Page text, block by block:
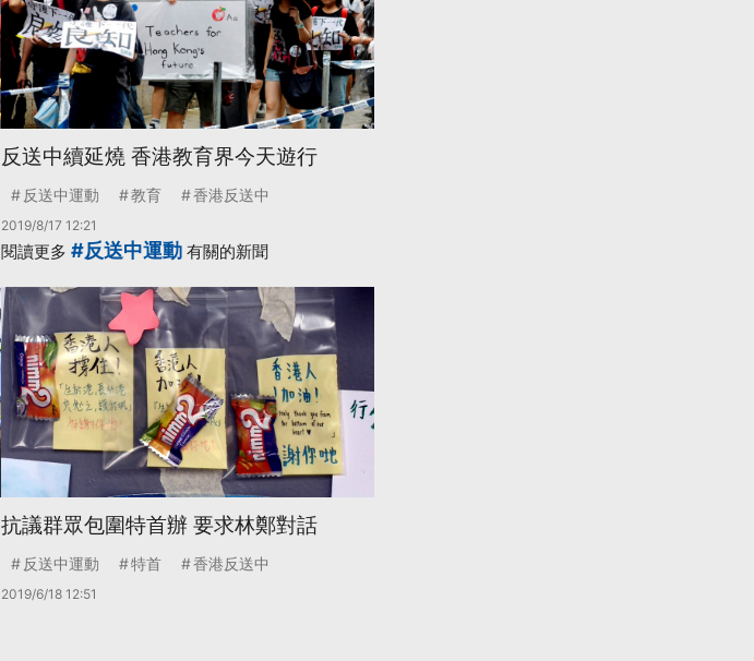
反送中續延燒 香港教育界今天遊行
反送中運動 教育 香港反送中
2019/8/17 12:21
閱讀更多 #反送中運動 有關的新聞
抗議群眾包圍特首辦 要求林鄭對話
反送中運動 特首 香港反送中
2019/6/18 12:51